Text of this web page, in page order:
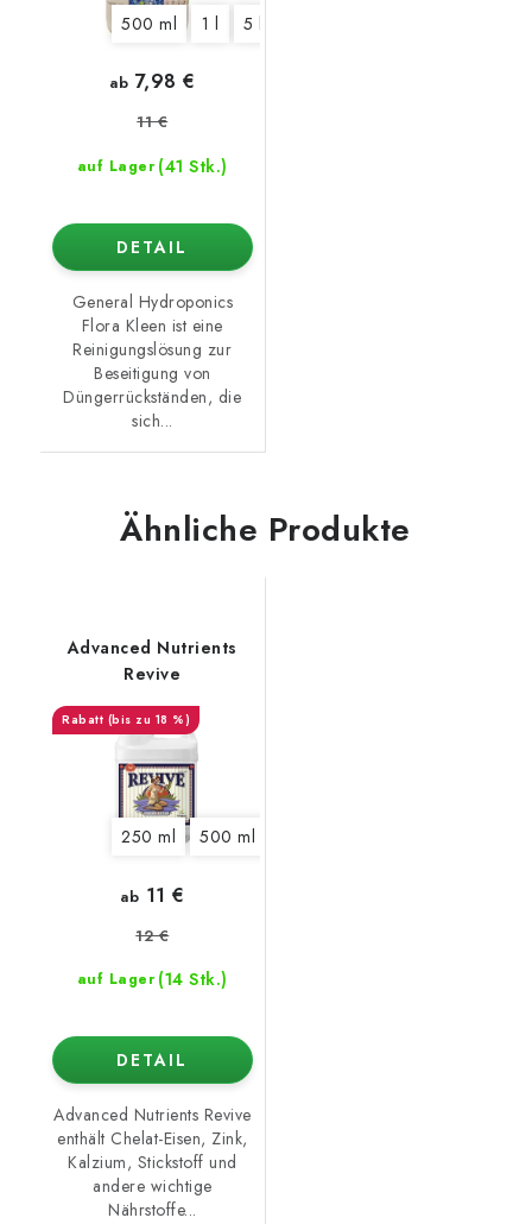
500 ml 1 l 5 l
auf Lager (41 Stk.)
ab 7,98 €
11 €
DETAIL
General Hydroponics
Flora Kleen ist eine
Reinigungslösung zur
Beseitigung von
Düngerrückständen, die
sich...
Ähnliche Produkte
Advanced Nutrients
Revive
(bis zu 18 %)
250 ml 500 ml
auf Lager (14 Stk.)
ab 11 €
12 €
DETAIL
Advanced Nutrients Revive
enthält Chelat-Eisen, Zink,
Kalzium, Stickstoff und
andere wichtige
Nährstoffe...